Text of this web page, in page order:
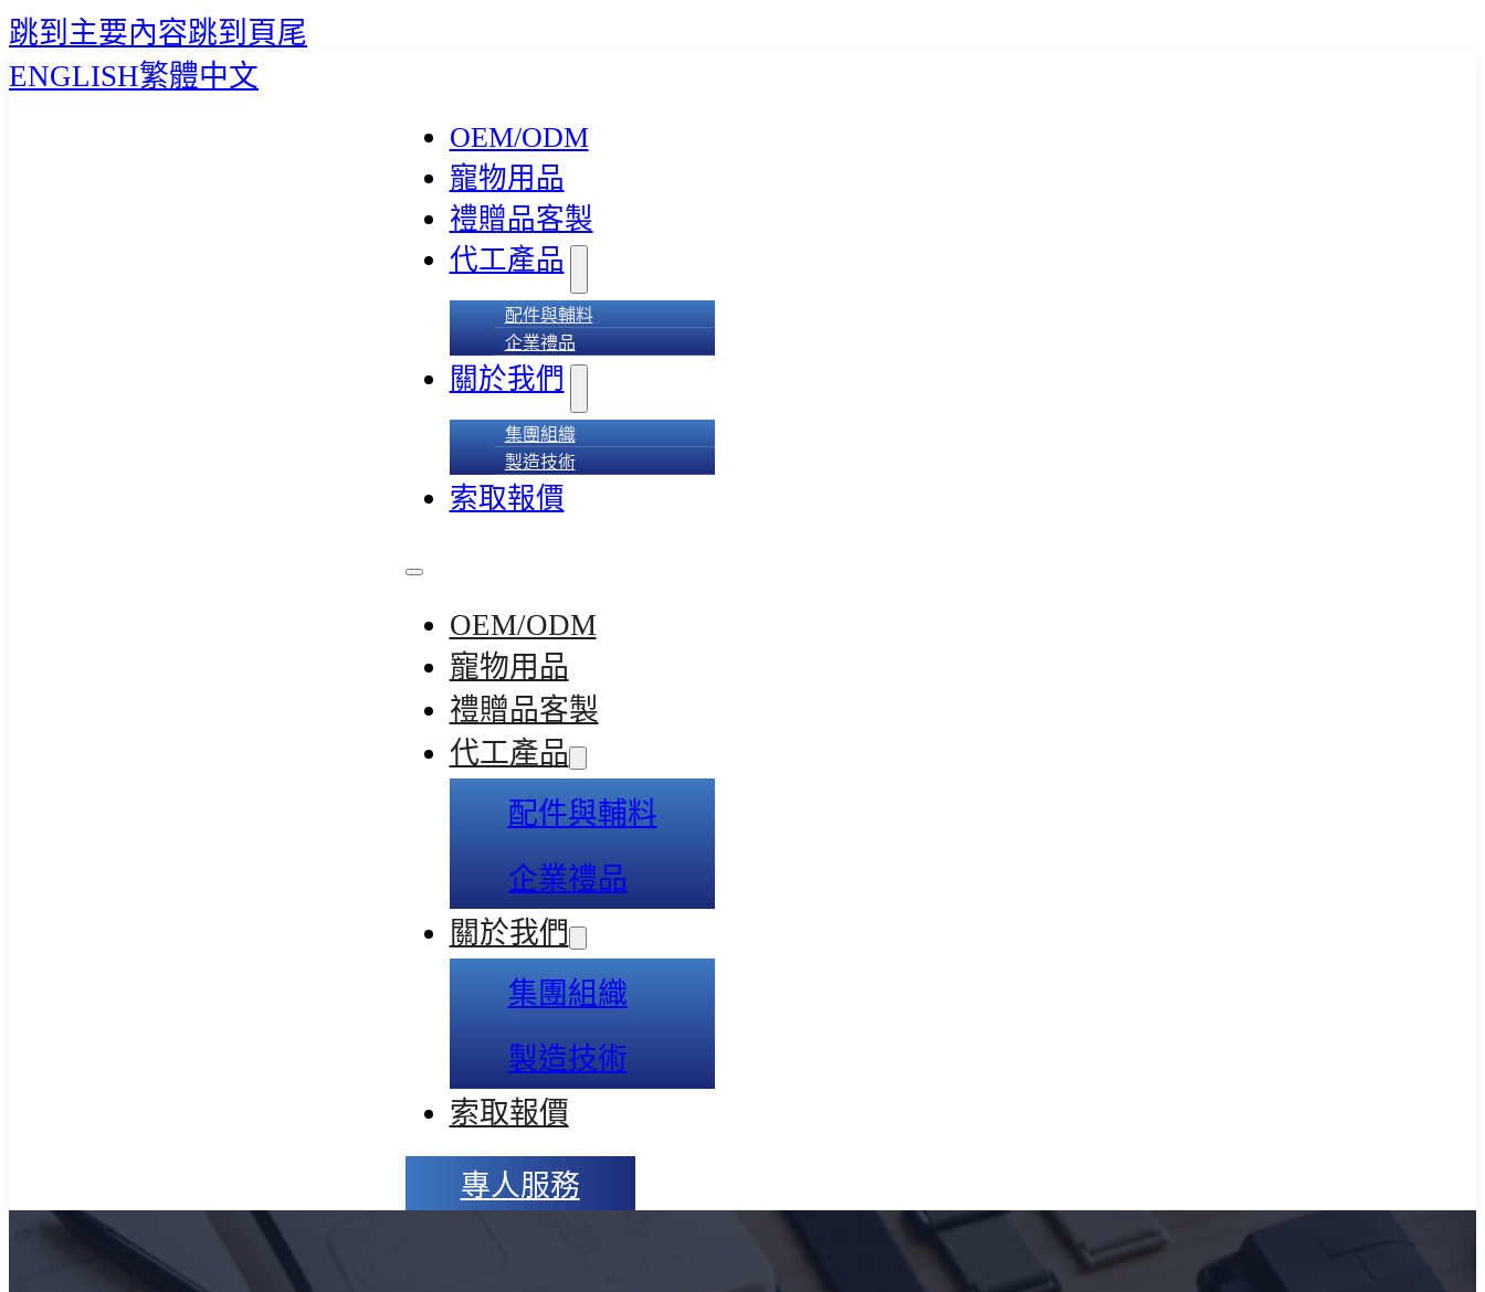
跳到主要內容跳到頁尾
ENGLISH繁體中文
OEM/ODM
寵物用品
禮贈品客製
代工產品
配件與輔料
企業禮品
關於我們
集團組織
製造技術
索取報價
OEM/ODM
寵物用品
禮贈品客製
代工產品
配件與輔料
企業禮品
關於我們
集團組織
製造技術
索取報價
專人服務